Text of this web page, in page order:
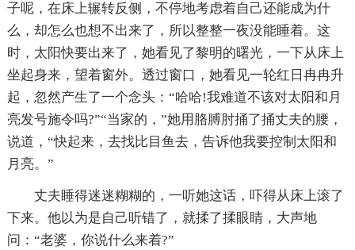
子呢，在床上辗转反侧，不停地考虑着自己还能成为什
么，却怎么也想不出来了，所以整整一夜没能睡着。这
时，太阳快要出来了，她看见了黎明的曙光，一下从床上
坐起身来，望着窗外。透过窗口，她看见一轮红日冉冉升
起，忽然产生了一个念头：“哈哈!我难道不该对太阳和月
亮发号施令吗?”“当家的，”她用胳膊肘捅了捅丈夫的腰，
说道，“快起来，去找比目鱼去，告诉他我要控制太阳和
月亮。”
丈夫睡得迷迷糊糊的，一听她这话，吓得从床上滚了
下来。他以为是自己听错了，就揉了揉眼睛，大声地
问：“老婆，你说什么来着?”